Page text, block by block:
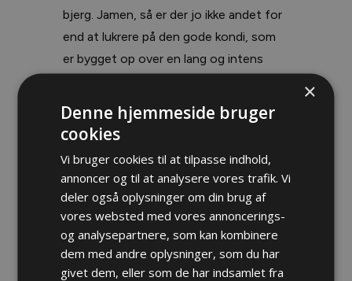
bjerg. Jamen, så er der jo ikke andet for
end at lukrere på den gode kondi, som
er bygget op over en lang og intens
Så blodet drev fra et par rifter i mine
store og strittende.
Videre i den retning, jeg havde fået
udstukket, inden jeg sætter Branko på
en af de hårde opstigninger. Frem til en
×
Denne hjemmeside bruger
cookies
Vi bruger cookies til at tilpasse indhold,
annoncer og til at analysere vores trafik. Vi
deler også oplysninger om din brug af
vores websted med vores annoncerings-
og analysepartnere, som kan kombinere
dem med andre oplysninger, som du har
givet dem, eller som de har indsamlet fra